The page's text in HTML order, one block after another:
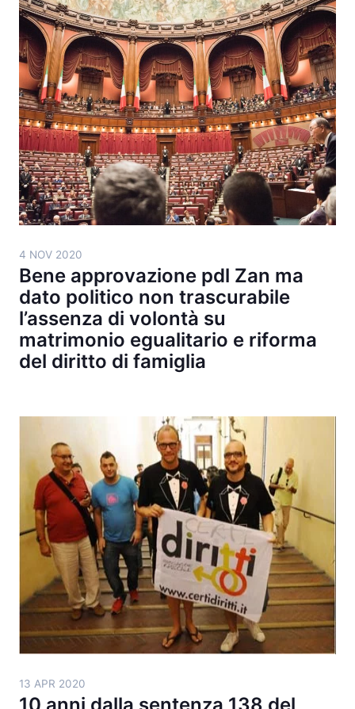
4 NOV 2020
Bene approvazione pdl Zan ma
dato politico non trascurabile
l’assenza di volontà su
matrimonio egualitario e riforma
del diritto di famiglia
13 APR 2020